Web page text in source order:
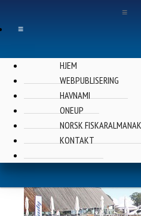
≡
≡
HJEM
WEBPUBLISERING
HAVNAMI
ONEUP
NORSK
KONTAKT
HavnaMi